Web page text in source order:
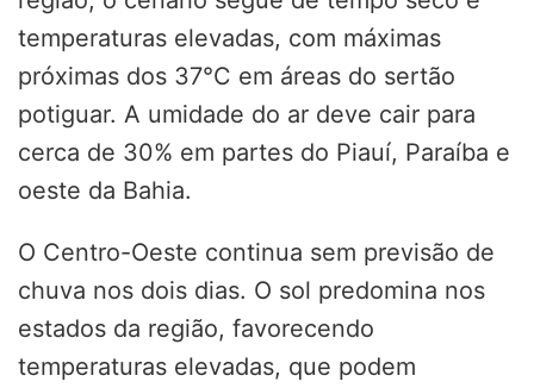
temperaturas elevadas, com máximas
próximas dos 37°C em áreas do sertão
potiguar. A umidade do ar deve cair para
cerca de 30% em partes do Piauí, Paraíba e
oeste da Bahia.
O Centro-Oeste continua sem previsão de
chuva nos dois dias. O sol predomina nos
estados da região, favorecendo
temperaturas elevadas, que podem